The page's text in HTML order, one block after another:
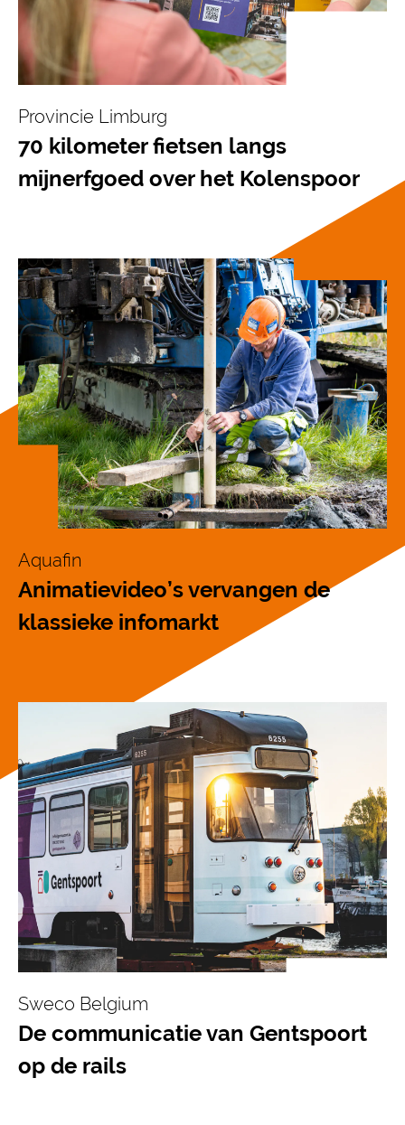
Provincie Limburg
70 kilometer fietsen langs
mijnerfgoed over het Kolenspoor
Aquafin
Animatievideo’s vervangen de
klassieke infomarkt
Sweco Belgium
De communicatie van Gentspoort
op de rails